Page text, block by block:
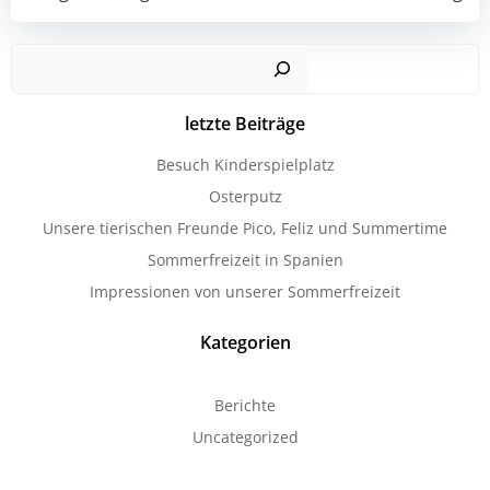
navigation
letzte Beiträge
Besuch Kinderspielplatz
Osterputz
Unsere tierischen Freunde Pico, Feliz und Summertime
Sommerfreizeit in Spanien
Impressionen von unserer Sommerfreizeit
Kategorien
Berichte
Uncategorized